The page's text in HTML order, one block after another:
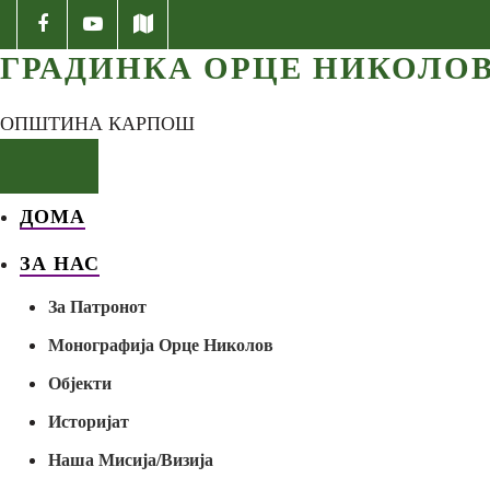
ГРАДИНКА ОРЦЕ
ОПШТИНА КАРПОШ
ДОМА
ЗА НАС
За Патронот
Монографија Орце Николов
Објекти
Историјат
Наша Мисија/Визија